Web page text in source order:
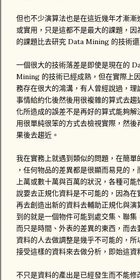
但也不少演算法也是在這近幾年才漸漸
或實用，只是這都不是最大的課題，因
的課題比去研究 Data Mining 的技術還
一個很大的技術落差是即使是現在的
Mining 的技術已經成熟，但在實際上
務存在很大的鴻溝，有人曾經說過，理
事情給約化後然後用很複雜的算式去趨
化所造成的誤差不是再好的算式能夠解
用很單純很笨的方式去檢視實際，然後
果後去趨近。
我在實務上就遇到類似的問題，在簡單
，任何物品的差異都是很顯而易見的，
上萬或數十萬與百萬的狀況，各種可能
說要去正規化資料是不可能的，因為在
再去創造出新的資料去輔助正規化與演
到的就是一個物件可能到處交集、聯集
而只是時間、外表的差異的東西，而去
資料的人去做調整是幾乎不可能的，所
接受這樣的資料來去做分析，即始這資
不只是資料的產出是已經發生而不能修